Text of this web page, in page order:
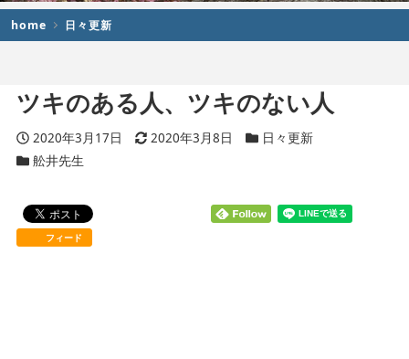
home 日々更新
ツキのある人、ツキのない人
投稿日
2020年3月17日 更新日
2020年3月8日 カテゴリー
日々更新
カテゴリー
舩井先生
フィード